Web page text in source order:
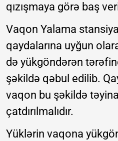
qızışmaya görə baş
Vaqon Yalama
qaydalarına uyğun
də yükgöndərən
şəkildə qəbul edilib.
vaqon bu şəkildə
çatdırılmalıdır.
Yüklərin vaqona